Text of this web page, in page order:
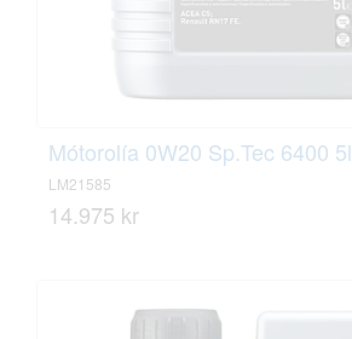
Mótorolía 0W20 Sp.Tec 6400 5l
LM21585
14.975 kr